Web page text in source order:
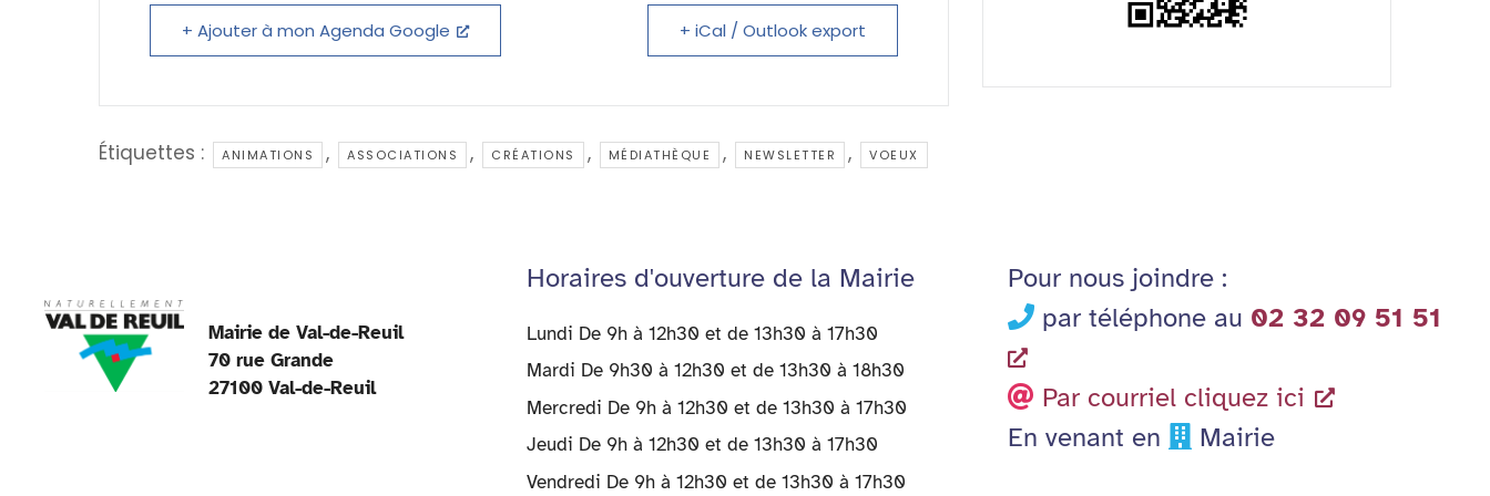
o
k
n
p
dl
y
+ Ajouter à mon Agenda Google + iCal / Outlook export
Étiquettes : ANIMATIONS , ASSOCIATIONS , CRÉATIONS , MÉDIATHÈQUE , NEWSLETTER , VOEUX
Mairie de Val-de-Reuil
70 rue Grande
27100 Val-de-Reuil
Horaires d'ouverture de la Mairie
Lundi De 9h à 12h30 et de 13h30 à 17h30
Mardi De 9h30 à 12h30 et de 13h30 à 18h30
Mercredi De 9h à 12h30 et de 13h30 à 17h30
Jeudi De 9h à 12h30 et de 13h30 à 17h30
Vendredi De 9h à 12h30 et de 13h30 à 17h30
Pour nous joindre :
par téléphone au 02 32 09 51 51
Par courriel cliquez ici
En venant en
Mairie